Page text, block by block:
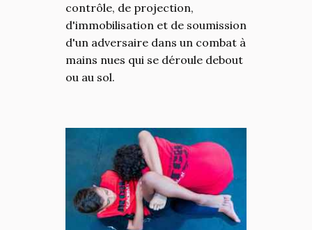
contrôle, de projection,
d'immobilisation et de soumission
d'un adversaire dans un combat à
mains nues qui se déroule debout
ou au sol.